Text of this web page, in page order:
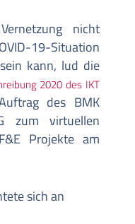
nicht
19-Situation
kann, lud die
2020 des IKT
des BMK
zum virtuellen
Projekte am
sich an